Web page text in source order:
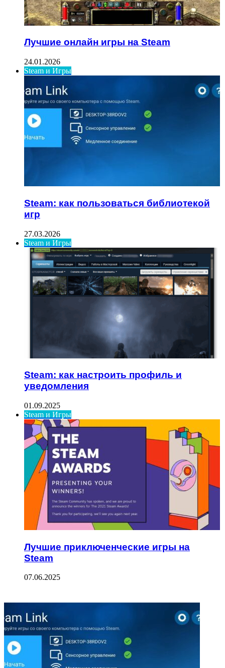
Лучшие онлайн игры на Steam
24.01.2026
Steam и Игры
Steam: как пользоваться библиотекой
игр
27.03.2026
Steam и Игры
Steam: как настроить профиль и
уведомления
01.09.2025
Steam и Игры
Лучшие приключенческие игры на
Steam
07.06.2025